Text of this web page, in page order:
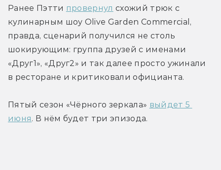
Ранее Пэтти провернул схожий трюк с
кулинарным шоу Olive Garden Commercial,
правда, сценарий получился не столь
шокирующим: группа друзей с именами
«Друг1», «Друг2» и так далее просто ужинали
в ресторане и критиковали официанта.
Пятый сезон «Чёрного зеркала» выйдет 5
июня. В нём будет три эпизода.